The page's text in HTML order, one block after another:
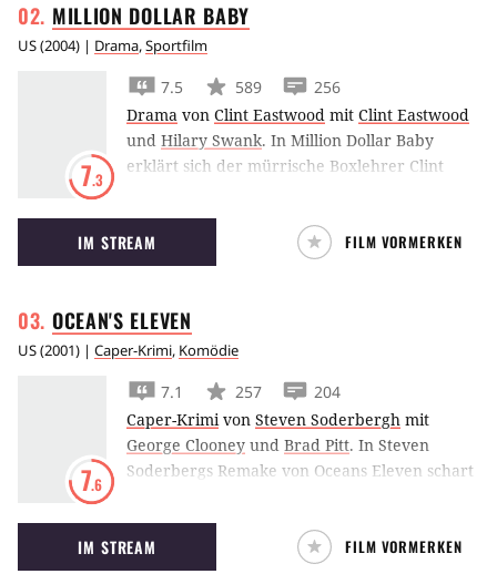
MILLION DOLLAR BABY
US(2004) | Drama,Sportfilm
7.3
7.5 589
256
Drama von Clint Eastwood mit Clint Eastwood
und Hilary Swank. In Million Dollar Baby
erklärt sich der mürrische Boxlehrer Clint
– doch ihr Erfolg hat einen hohen Preis.
IM STREAM FILM VORMERKEN
OCEAN'S ELEVEN
US(2001) | Caper-Krimi, Komödie
7.6
7.1 257
204
Caper-Krimivon Steven Soderbergh mit
George Clooney und Brad Pitt. In Steven
Soderbergs Remake von Oceans Eleven schart
um sich, um ein Casino in Las Vegas
auszurauben.
IM STREAM FILM VORMERKEN